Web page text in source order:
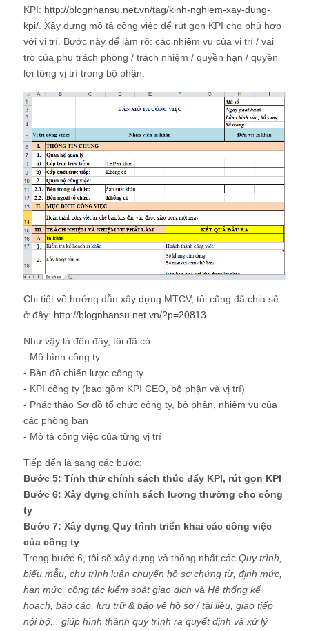
KPI: http://blognhansu.net.vn/tag/kinh-nghiem-xay-dung-
kpi/ . Xây dựng mô tả công việc để rút gọn KPI cho phù hợp
với vị trí. Bước này để làm rõ: các nhiệm vụ của vị trí / vai
trò của phụ trách phòng / trách nhiệm / quyền hạn / quyền
lợi từng vị trí trong bộ phận.
Chi tiết về hướng dẫn xây dựng MTCV, tôi cũng đã chia sẻ
ở đây: http://blognhansu.net.vn/?p=20813
Như vậy là đến đây, tôi đã có:
- Mô hình công ty
- Bản đồ chiến lược công ty
- KPI công ty (bao gồm KPI CEO, bộ phận và vị trí)
- Phác thảo Sơ đồ tổ chức công ty, bộ phận, nhiệm vụ của
các phòng ban
- Mô tả công việc của từng vị trí
Tiếp đến là sang các bước:
Bước 5: Tính thử chính sách thúc đẩy KPI, rút gọn KPI
Bước 6: Xây dựng chính sách lương thưởng cho công
ty
Bước 7: Xây dựng Quy trình triển khai các công việc
của công ty
Trong bước 6, tôi sẽ xây dựng và thống nhất các Quy trình,
biểu mẫu, chu trình luân chuyển hồ sơ chứng từ, định mức,
hạn mức, công tác kiểm soát giao dịch và Hệ thống kế
hoạch, báo cáo, lưu trữ & bảo vệ hồ sơ / tài liệu, giao tiếp
nội bộ... giúp hình thành quy trình ra quyết định và xử lý